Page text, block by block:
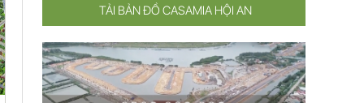
TẢI BẢN ĐỒ CASAMIA HỘI AN